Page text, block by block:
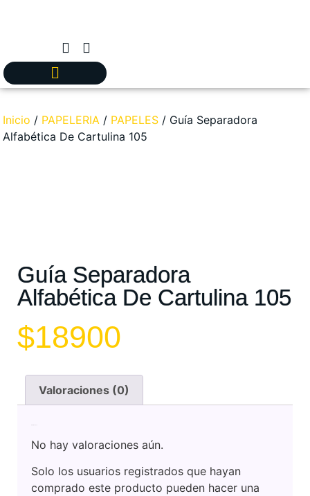
Inicio / PAPELERIA / PAPELES / Guía Separadora
Alfabética De Cartulina 105
Guía Separadora
Alfabética De Cartulina 105
$18900
Valoraciones (0)
No hay valoraciones aún.
Solo los usuarios registrados que hayan
comprado este producto pueden hacer una